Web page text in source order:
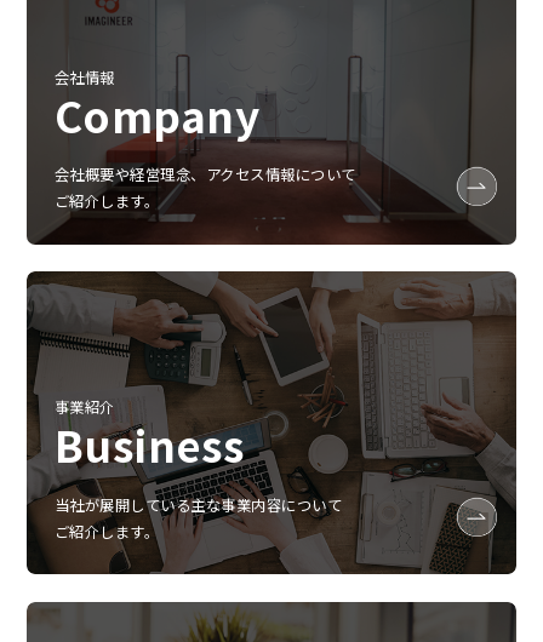
会社情報
Company
会社概要や経営理念、アクセス情報について
ご紹介します。
事業紹介
Business
当社が展開している主な事業内容について
ご紹介します。